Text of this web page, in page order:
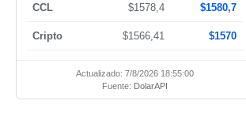
CCL $1578,4 $1580,7
Cripto $1566,41 $1570
Actualizado: 7/8/2026 18:55:00
Fuente: DolarAPI